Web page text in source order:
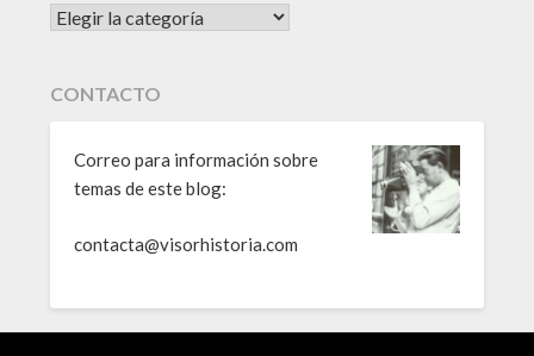
CATEGORÍAS
CONTACTO
Correo para información sobre
temas de este blog:
contacta@visorhistoria.com